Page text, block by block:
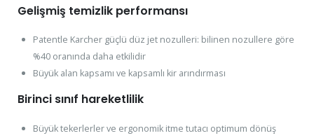
Gelişmiş temizlik performansı
Patentle Karcher güçlü düz jet nozulleri: bilinen nozullere göre
%40 oranında daha etkilidir
Büyük alan kapsamı ve kapsamlı kir arındırması
Birinci sınıf hareketlilik
Büyük tekerlerler ve ergonomik itme tutacı optimum dönüş